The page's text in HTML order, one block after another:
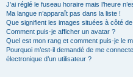
J’ai réglé le fuseau horaire mais l’heure
Ma langue n’apparaît pas dans la liste !
Que signifient les images situées à côté
Comment puis-je afficher un avatar ?
Quel est mon rang et comment puis-je le
Pourquoi m’est-il demandé de me
électronique d’un utilisateur ?